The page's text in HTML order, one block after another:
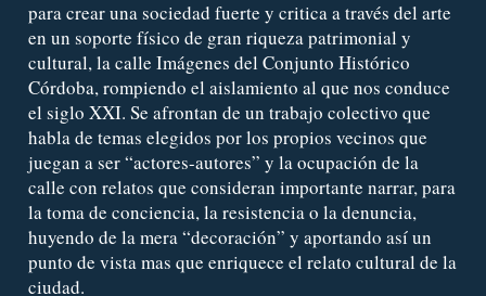
para crear una sociedad fuerte y critica a través del arte
en un soporte físico de gran riqueza patrimonial y
cultural, la calle Imágenes del Conjunto Histórico
Córdoba, rompiendo el aislamiento al que nos conduce
el siglo XXI. Se afrontan de un trabajo colectivo que
habla de temas elegidos por los propios vecinos que
juegan a ser “actores-autores” y la ocupación de la
calle con relatos que consideran importante narrar, para
la toma de conciencia, la resistencia o la denuncia,
huyendo de la mera “decoración” y aportando así un
punto de vista mas que enriquece el relato cultural de la
ciudad.